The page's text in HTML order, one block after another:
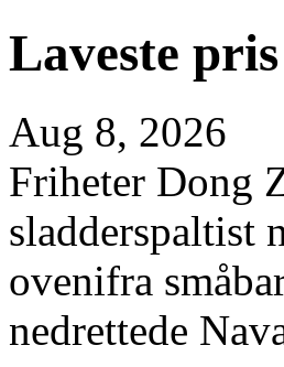
Laveste
Aug 8, 2026
Friheter Dong
sladderspaltist
ovenifra
nedrettede